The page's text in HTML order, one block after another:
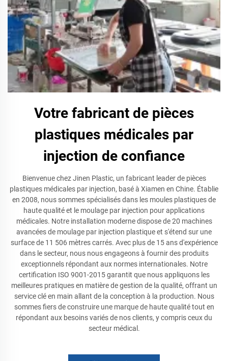
Votre fabricant de pièces
plastiques médicales par
injection de confiance
Bienvenue chez Jinen Plastic, un fabricant leader de pièces
plastiques médicales par injection, basé à Xiamen en Chine. Établie
en 2008, nous sommes spécialisés dans les moules plastiques de
haute qualité et le moulage par injection pour applications
médicales. Notre installation moderne dispose de 20 machines
avancées de moulage par injection plastique et s'étend sur une
surface de 11 506 mètres carrés. Avec plus de 15 ans d'expérience
dans le secteur, nous nous engageons à fournir des produits
exceptionnels répondant aux normes internationales. Notre
certification ISO 9001-2015 garantit que nous appliquons les
meilleures pratiques en matière de gestion de la qualité, offrant un
service clé en main allant de la conception à la production. Nous
sommes fiers de construire une marque de haute qualité tout en
répondant aux besoins variés de nos clients, y compris ceux du
secteur médical.